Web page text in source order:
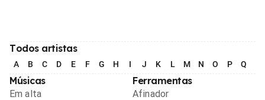
Todos artistas
A B C D E F G H I J K L M N O P Q
Músicas
Em alta
Ferramentas
Afinador